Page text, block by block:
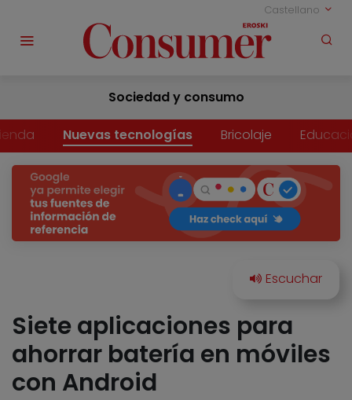
Castellano
Sociedad y consumo
Nuevas tecnologías Bricolaje
Siete aplicaciones para
ahorrar batería en móviles
con Android